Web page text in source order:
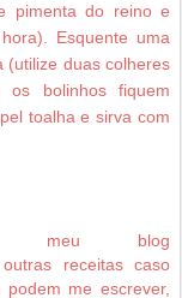
pimenta do reino e
Esquente uma
(utilize duas colheres
bolinhos fiquem
toalha e sirva com
meu blog
outras receitas caso
me escrever,